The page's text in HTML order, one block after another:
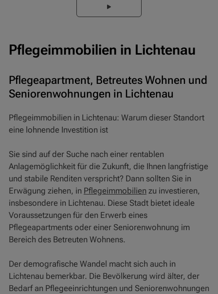
Pflegeimmobilien in Lichtenau
Pflegeapartment, Betreutes Wohnen und
Seniorenwohnungen in Lichtenau
Pflegeimmobilien in Lichtenau: Warum dieser Standort
eine lohnende Investition ist
Sie sind auf der Suche nach einer rentablen
Anlagemöglichkeit für die Zukunft, die Ihnen langfristige
und stabile Renditen verspricht? Dann sollten Sie in
Erwägung ziehen, in Pflegeimmobilien zu investieren,
insbesondere in Lichtenau. Diese Stadt bietet ideale
Voraussetzungen für den Erwerb eines
Pflegeapartments oder einer Seniorenwohnung im
Bereich des Betreuten Wohnens.
Der demografische Wandel macht sich auch in
Lichtenau bemerkbar. Die Bevölkerung wird älter, der
Bedarf an Pflegeeinrichtungen und Seniorenwohnungen